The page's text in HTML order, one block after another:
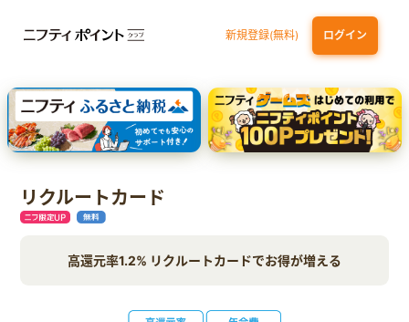
新規登録(無料) ログイン
dカード GOLD 三井住友カード ゴールド（NL）（家族カード発行）
【実質初月無料】DMM | Disney+(ディズニープラス) セットプラン
SBI証券 確定拠出年金（iDeCo）
リクルートカード
高還元率1.2% リクルートカードでお得が増える